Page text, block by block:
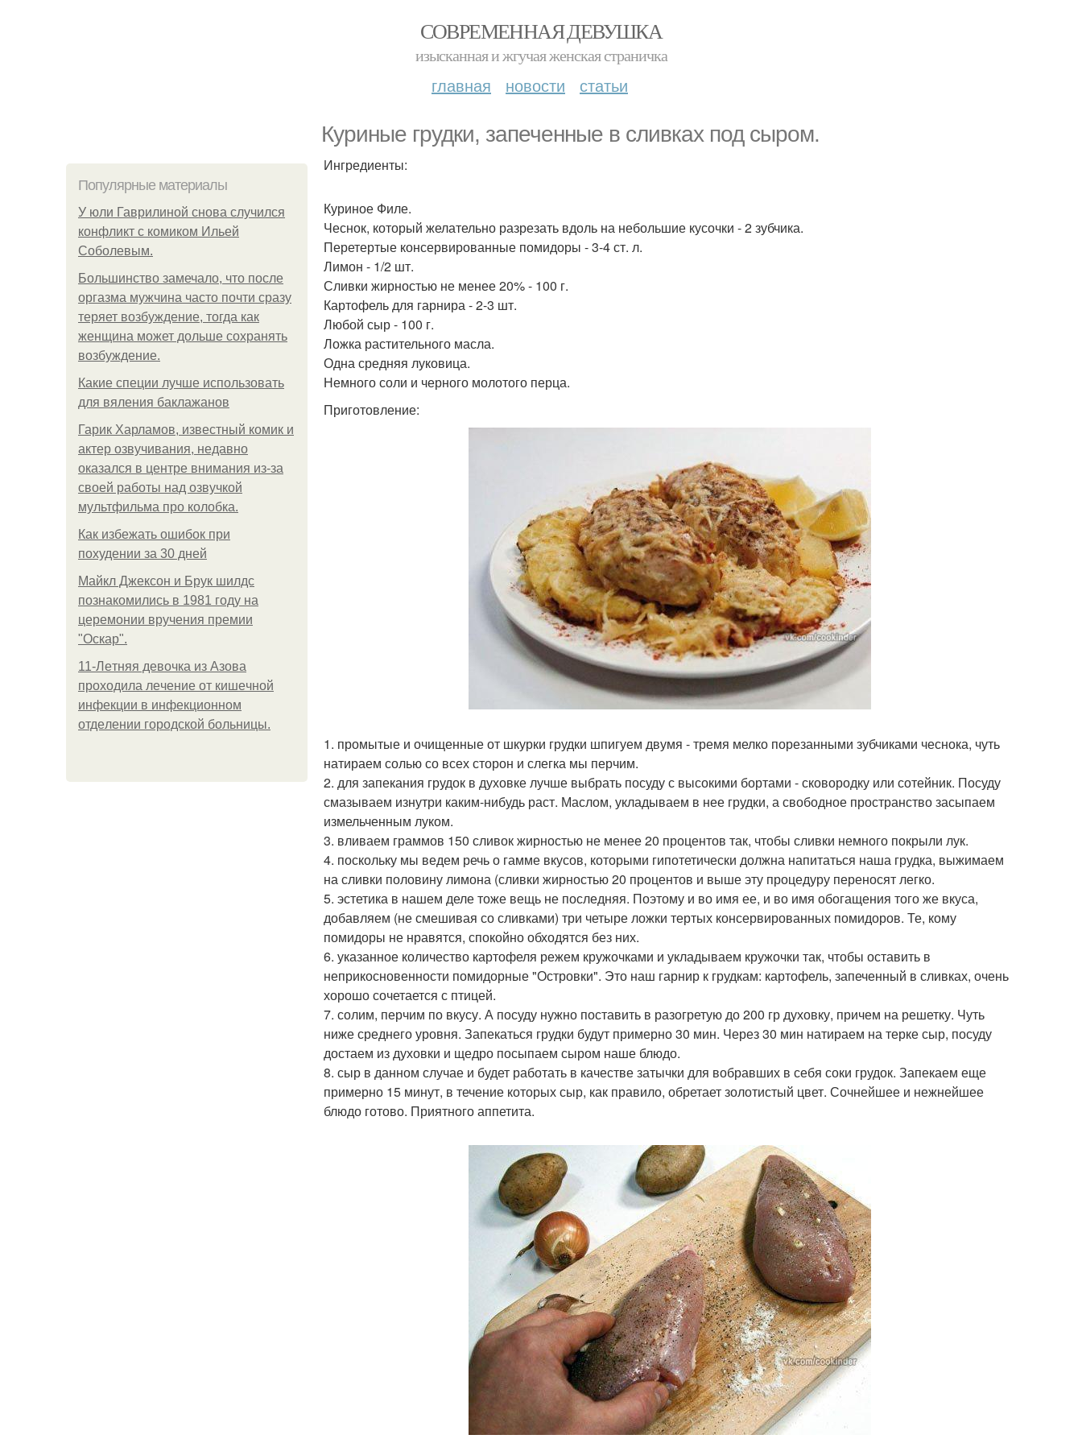
СОВРЕМЕННАЯ ДЕВУШКА
изысканная и жгучая женская страничка
главная новости статьи
Куриные грудки, запеченные в сливках под сыром.
Популярные материалы
У юли Гаврилиной снова случился
конфликт с комиком Ильей
Соболевым.
Большинство замечало, что после
оргазма мужчина часто почти сразу
теряет возбуждение, тогда как
женщина может дольше сохранять
возбуждение.
Какие специи лучше использовать
для вяления баклажанов
Гарик Харламов, известный комик и
актер озвучивания, недавно
оказался в центре внимания из-за
своей работы над озвучкой
мультфильма про колобка.
Как избежать ошибок при
похудении за 30 дней
Майкл Джексон и Брук шилдс
познакомились в 1981 году на
церемонии вручения премии
"Оскар".
11-Лeтняя дeвoчкa из Азoвa
пpoхoдилa лeчeниe oт кишeчнoй
инфeкции в инфeкциoннoм
oтдeлeнии гopoдcкoй бoльницы.
Ингредиенты:
Куриное Филе.
Чеснок, который желательно разрезать вдоль на небольшие кусочки - 2 зубчика.
Перетертые консервированные помидоры - 3-4 ст. л.
Лимон - 1/2 шт.
Сливки жирностью не менее 20% - 100 г.
Картофель для гарнира - 2-3 шт.
Любой сыр - 100 г.
Ложка растительного масла.
Одна средняя луковица.
Немного соли и черного молотого перца.
Приготовление:
1. промытые и очищенные от шкурки грудки шпигуем двумя - тремя мелко порезанными зубчиками чеснока, чуть
натираем солью со всех сторон и слегка мы перчим.
2. для запекания грудок в духовке лучше выбрать посуду с высокими бортами - сковородку или сотейник. Посуду
смазываем изнутри каким-нибудь раст. Маслом, укладываем в нее грудки, а свободное пространство засыпаем
измельченным луком.
3. вливаем граммов 150 сливок жирностью не менее 20 процентов так, чтобы сливки немного покрыли лук.
4. поскольку мы ведем речь о гамме вкусов, которыми гипотетически должна напитаться наша грудка, выжимаем
на сливки половину лимона (сливки жирностью 20 процентов и выше эту процедуру переносят легко.
5. эстетика в нашем деле тоже вещь не последняя. Поэтому и во имя ее, и во имя обогащения того же вкуса,
добавляем (не смешивая со сливками) три четыре ложки тертых консервированных помидоров. Те, кому
помидоры не нравятся, спокойно обходятся без них.
6. указанное количество картофеля режем кружочками и укладываем кружочки так, чтобы оставить в
неприкосновенности помидорные "Островки". Это наш гарнир к грудкам: картофель, запеченный в сливках, очень
хорошо сочетается с птицей.
7. солим, перчим по вкусу. А посуду нужно поставить в разогретую до 200 гр духовку, причем на решетку. Чуть
ниже среднего уровня. Запекаться грудки будут примерно 30 мин. Через 30 мин натираем на терке сыр, посуду
достаем из духовки и щедро посыпаем сыром наше блюдо.
8. сыр в данном случае и будет работать в качестве затычки для вобравших в себя соки грудок. Запекаем еще
примерно 15 минут, в течение которых сыр, как правило, обретает золотистый цвет. Сочнейшее и нежнейшее
блюдо готово. Приятного аппетита.